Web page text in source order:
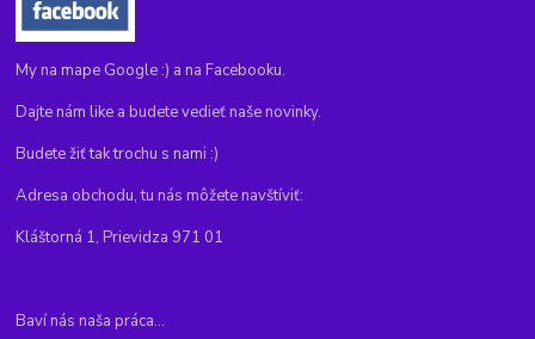
My na mape Google :) a na Facebooku.
Dajte nám like a budete vedieť naše novinky.
Budete žiť tak trochu s nami :)
Adresa obchodu, tu nás môžete navštíviť:
Kláštorná 1, Prievidza 971 01
Baví nás naša práca...